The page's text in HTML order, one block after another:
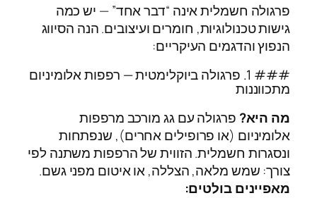
פרגולה חשמלית אינה “דבר אחד” — יש כמה
גישות טכנולוגיות, חומרים ועיצובים. הנה הסיווג
הנפוץ והדגמים העיקריים:
### 1. פרגולה ביוקלימטית — רפפות אלומיניום
מתכווננות
מה היא? פרגולה עם גג מורכב מרפפות
אלומיניום (או פרופילים אחרים), שנפתחות
ונסגרות חשמלית. הזווית של הרפפות משתנה לפי
צורך: שמש מלאה, הצללה, או איטום מפני גשם.
מאפיינים בולטים: